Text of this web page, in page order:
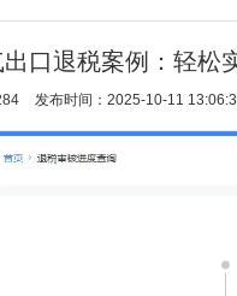
口退税案例：轻松
发布时间：2025-10-11